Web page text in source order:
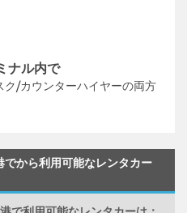
ナル内で
ク/カウンターハイヤーの両方
から利用可能なレンタカー